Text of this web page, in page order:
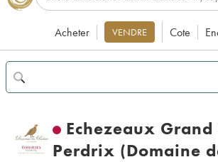
Acheter VENDRE Cote
Echezeaux Grand
Perdrix (Domaine